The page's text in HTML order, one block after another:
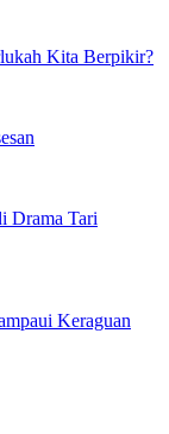
Kita Berpikir?
Drama Tari
Keraguan